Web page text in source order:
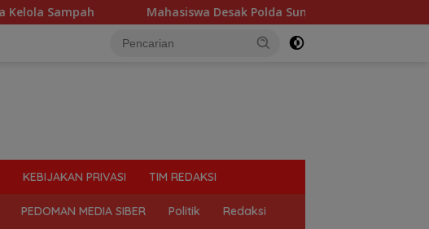
Mahasiswa Desak Polda Sumut Tutup Dugaan Lokasi Judi “Las Vegas”
KEBIJAKAN PRIVASI TIM REDAKSI
PEDOMAN MEDIA SIBER Politik Redaksi